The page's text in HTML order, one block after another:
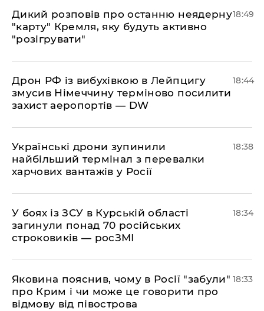
​Дикий розповів про останню неядерну
"карту" Кремля, яку будуть активно
"розігрувати"
18:49
​Дрон РФ із вибухівкою в Лейпцигу
змусив Німеччину терміново посилити
захист аеропортів — DW
18:44
​Українські дрони зупинили
найбільший термінал з перевалки
харчових вантажів у Росії
18:38
​У боях із ЗСУ в Курській області
загинули понад 70 російських
строковиків — росЗМІ
18:34
​Яковина пояснив, чому в Росії "забули"
про Крим і чи може це говорити про
відмову від півострова
18:33